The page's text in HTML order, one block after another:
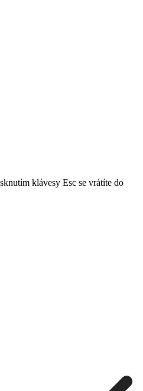
klávesy Esc se vrátíte do